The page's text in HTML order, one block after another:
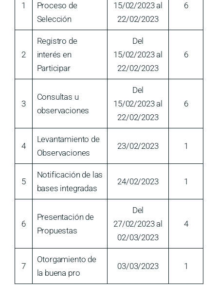
1
Proceso de
Selección
15/02/2023 al
22/02/2023
6
2
Registro de
interés en
Participar
Del
15/02/2023 al
22/02/2023
6
3
Consultas u
observaciones
Del
15/02/2023 al
22/02/2023
6
4
Levantamiento de
Observaciones
23/02/2023 1
5
Notificación de las
bases integradas
24/02/2023 1
6
Presentación de
Propuestas
Del
27/02/2023 al
02/03/2023
4
7
Otorgamiento de
la buena pro
03/03/2023 1